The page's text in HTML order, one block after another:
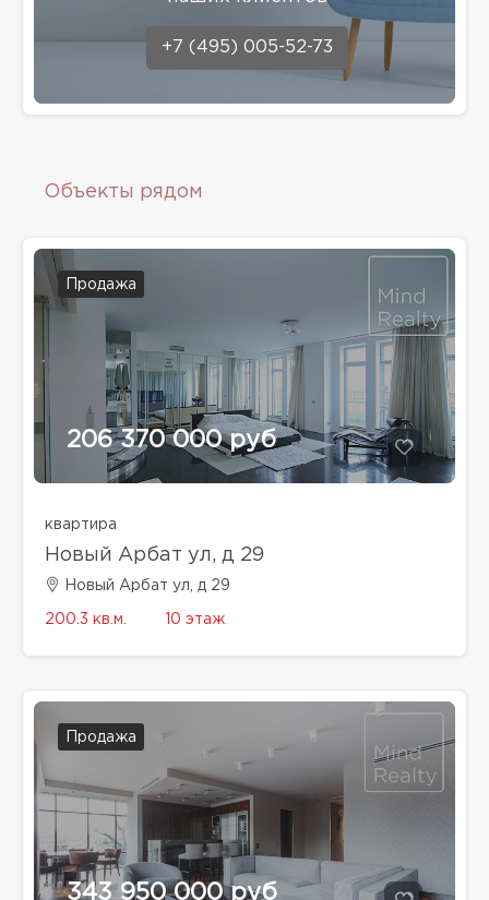
+7 (495) 005-52-73
Объекты рядом
Продажа
206 370 000 руб
квартира
Новый Арбат ул, д 29
Новый Арбат ул, д 29
200.3 кв.м. 10 этаж
Продажа
343 950 000 руб